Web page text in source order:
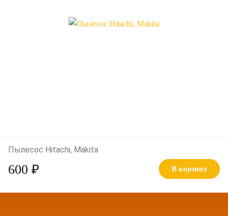
Пылесос Hitachi, Makita
600 ₽ В корзину